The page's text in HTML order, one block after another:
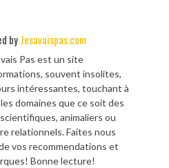
byJesavaispas.com
Pas est un site
souvent insolites,
intéressantes, touchant à
domaines que ce soit des
animaliers ou
relationnels. Faites nous
vos recommendations et
Bonne lecture!